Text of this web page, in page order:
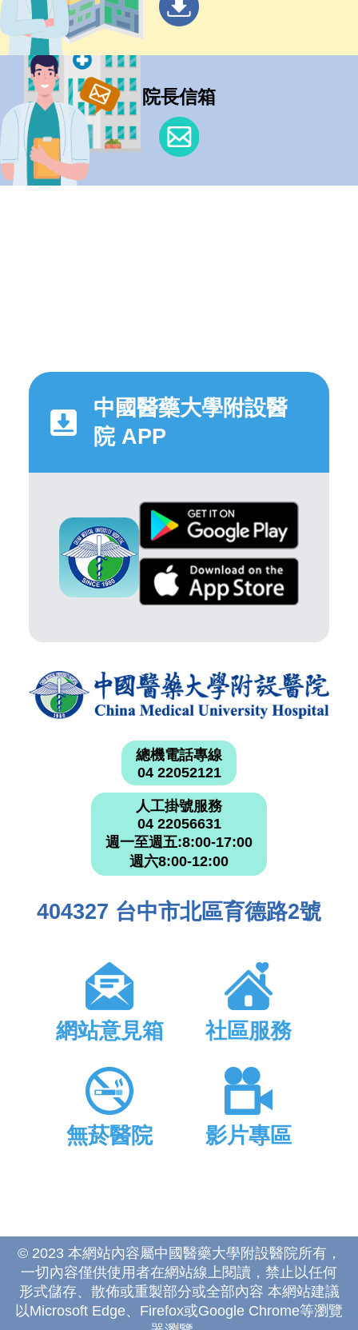
院長信箱
中國醫藥大學附設醫
院 APP
總機電話專線
04 22052121
人工掛號服務
04 22056631
週一至週五:8:00-17:00
週六8:00-12:00
404327 台中市北區育德路2號
網站意見箱 社區服務
無菸醫院 影片專區
© 2023 本網站內容屬中國醫藥大學附設醫院所有，
一切內容僅供使用者在網站線上閱讀，禁止以任何
形式儲存、散佈或重製部分或全部內容 本網站建議
以Microsoft Edge、Firefox或Google Chrome等瀏覽